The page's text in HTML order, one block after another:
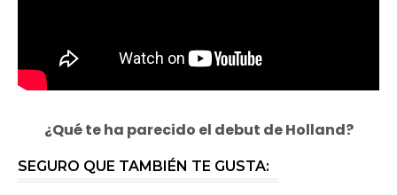
¿Qué te ha parecido el debut de Holland?
SEGURO QUE TAMBIÉN TE GUSTA: